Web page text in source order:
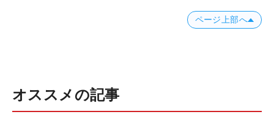
ページ上部へ
オススメの記事